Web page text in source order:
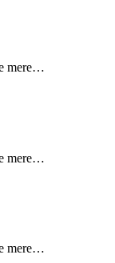
mere…
mere…
mere…